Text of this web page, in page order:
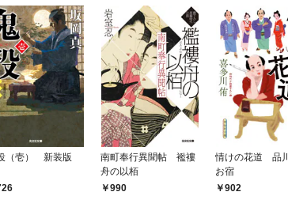
（壱） 新装版
南町奉行異聞帖 襤褸
舟の以栢
990
情けの花道 品
お宿
902